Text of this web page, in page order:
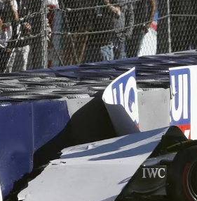
FÓRMULA E